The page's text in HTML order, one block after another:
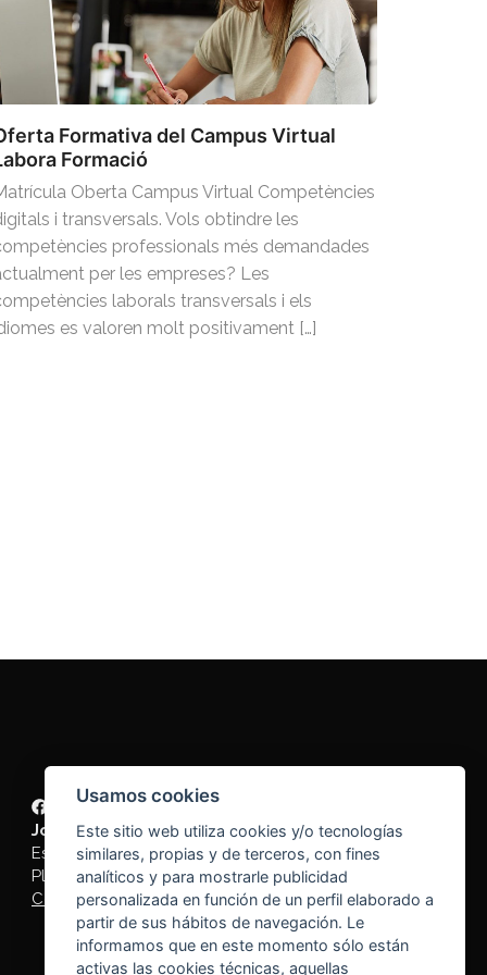
Formativa del Campus Virtual
Formació
Oberta Campus Virtual Competències
i transversals. Vols obtindre les
professionals més demandades
per les empreses? Les
laborals transversals i els
es valoren molt positivament […]
Joves Plus
Espai per a joves entre 18 a 30 anys
Plaça de Baix s/n. 03730 Jávea/Xàbia
Cómo llegar
Usamos cookies
Este sitio web utiliza cookies y/o tecnologías
similares, propias y de terceros, con fines
analíticos y para mostrarle publicidad
personalizada en función de un perfil elaborado a
partir de sus hábitos de navegación. Le
informamos que en este momento sólo están
activas las cookies técnicas, aquellas